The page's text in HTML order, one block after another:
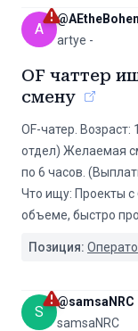
A
@
artye -
OF чаттер
смену
OF-чатер.
отдел) Желаемая
по 6 часов.
Что ищу: Проекты
объеме, быстро
Позиция:
S
@samsaNRC
samsaNRC